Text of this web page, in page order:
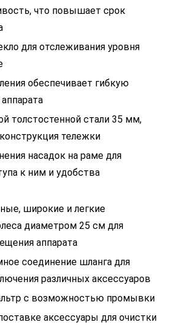
что повышает срок
для отслеживания уровня
обеспечивает гибкую
толстостенной стали 35 мм,
тележки
насадок на раме для
к ним и удобства
широкие и легкие
диаметром 25 см для
аппарата
соединение шланга для
различных аксессуаров
с возможностью промывки
аксессуары для очистки